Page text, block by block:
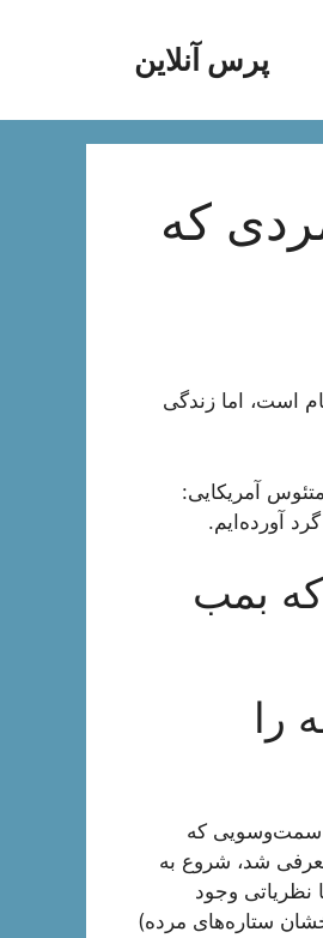
پرس آنلاین
که
است، اما زندگی
آمریکایی:
آورده‌ایم.
را
سمت‌وسویی که
شد، شروع به
نظریاتی وجود
ستاره‌های مرده)